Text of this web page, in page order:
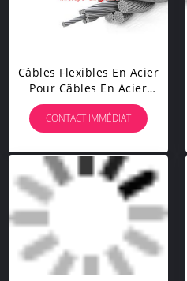
Câbles Flexibles En Acier
Pour Câbles En Acier
Inoxydable
CONTACT IMMÉDIAT